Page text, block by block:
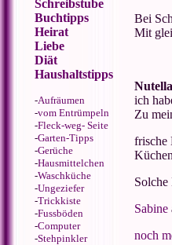
Schreibstube
Buchtipps
Heirat
Liebe
Diät
Haushaltstipps
-Aufräumen
-vom Entrümpeln
-Fleck-weg- Seite
-Garten-Tipps
-Gerüche
-Hausmittelchen
-Waschküche
-Ungeziefer
-Trickkiste
-Fussböden
-Computer
-Stehpinkler
Bei
Mit
ich
Zu
frische
Solche
Sabine
noch